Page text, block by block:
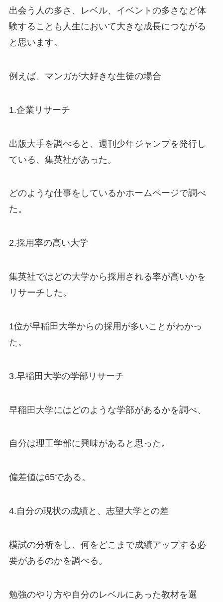
出会う人の多さ、レベル、イベントの多さなど体
験することも人生において大きな成長につながる
と思います。
例えば、マンガが大好きな生徒の場合
1.企業リサーチ
出版大手を調べると、週刊少年ジャンプを発行し
ている、集英社があった。
どのような仕事をしているかホームページで調べ
た。
2.採用率の高い大学
集英社ではどの大学から採用される率が高いかを
リサーチした。
1位が早稲田大学からの採用が多いことがわかっ
た。
3.早稲田大学の学部リサーチ
早稲田大学にはどのような学部があるかを調べ、
自分は理工学部に興味があると思った。
偏差値は65である。
4.自分の現状の成績と、志望大学との差
模試の分析をし、何をどこまで成績アップする必
要があるのかを調べる。
勉強のやり方や自分のレベルにあった教材を選